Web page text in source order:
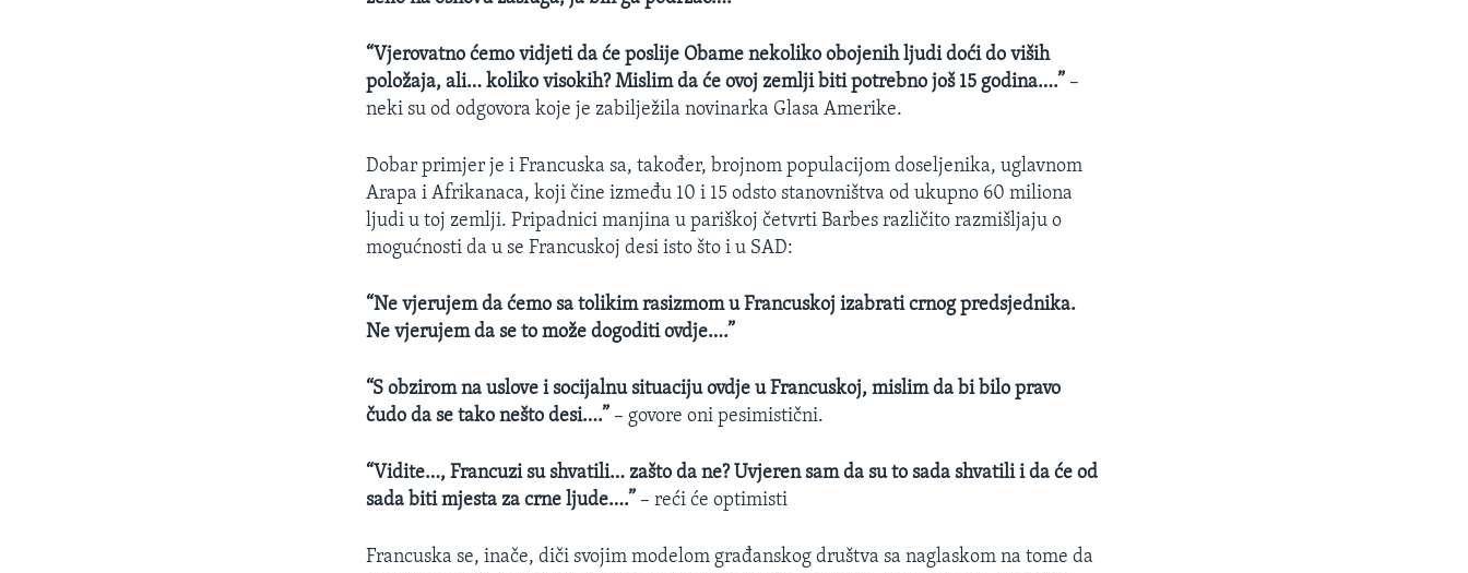
“Vjerovatno ćemo vidjeti da će poslije Obame nekoliko obojenih ljudi doći do viših
položaja, ali… koliko visokih? Mislim da će ovoj zemlji biti potrebno još 15 godina….” –
neki su od odgovora koje je zabilježila novinarka Glasa Amerike.
Dobar primjer je i Francuska sa, također, brojnom populacijom doseljenika, uglavnom
Arapa i Afrikanaca, koji čine između 10 i 15 odsto stanovništva od ukupno 60 miliona
ljudi u toj zemlji. Pripadnici manjina u pariškoj četvrti Barbes različito razmišljaju o
mogućnosti da u se Francuskoj desi isto što i u SAD:
“Ne vjerujem da ćemo sa tolikim rasizmom u Francuskoj izabrati crnog predsjednika.
Ne vjerujem da se to može dogoditi ovdje….”
“S obzirom na uslove i socijalnu situaciju ovdje u Francuskoj, mislim da bi bilo pravo
čudo da se tako nešto desi….” – govore oni pesimistični.
“Vidite…, Francuzi su shvatili… zašto da ne? Uvjeren sam da su to sada shvatili i da će od
sada biti mjesta za crne ljude….” – reći će optimisti
Francuska se, inače, diči svojim modelom građanskog društva sa naglaskom na tome da